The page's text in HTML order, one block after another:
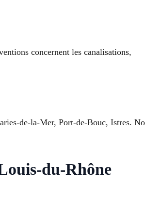
concernent les canalisations,
de-la-Mer, Port-de-Bouc, Istres.
du-Rhône